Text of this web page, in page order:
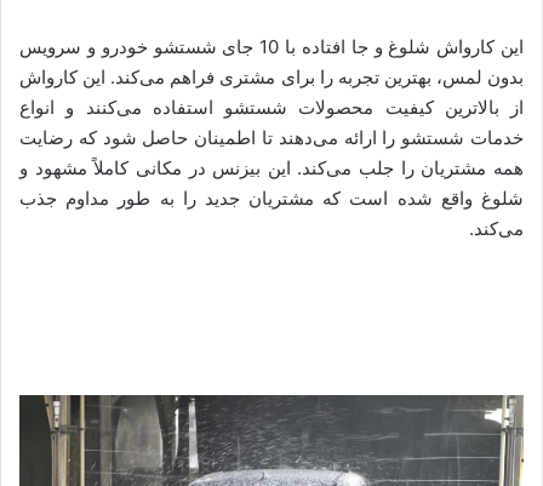
این کارواش شلوغ و جا افتاده با 10 جای شستشو خودرو و سرویس
بدون لمس، بهترین تجربه را برای مشتری فراهم می‌کند. این کارواش
از بالاترین کیفیت محصولات شستشو استفاده می‌کنند و انواع
خدمات شستشو را ارائه می‌دهند تا اطمینان حاصل شود که رضایت
همه مشتریان را جلب می‌کند. این بیزنس در مکانی کاملاً مشهود و
شلوغ واقع شده است که مشتریان جدید را به طور مداوم جذب
می‌کند.